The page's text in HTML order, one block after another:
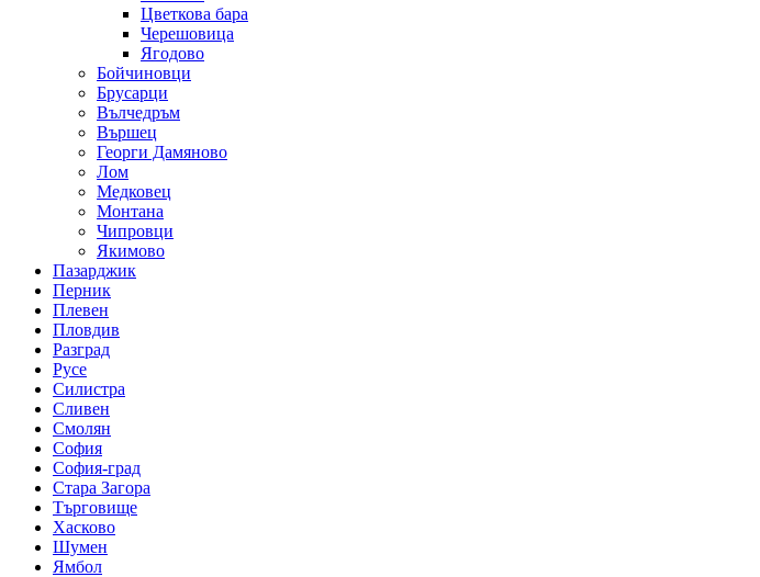
Цветкова бара
Черешовица
Ягодово
Бойчиновци
Брусарци
Вълчедръм
Вършец
Георги Дамяново
Лом
Медковец
Монтана
Чипровци
Якимово
Пазарджик
Перник
Плевен
Пловдив
Разград
Русе
Силистра
Сливен
Смолян
София
София-град
Стара Загора
Търговище
Хасково
Шумен
Ямбол